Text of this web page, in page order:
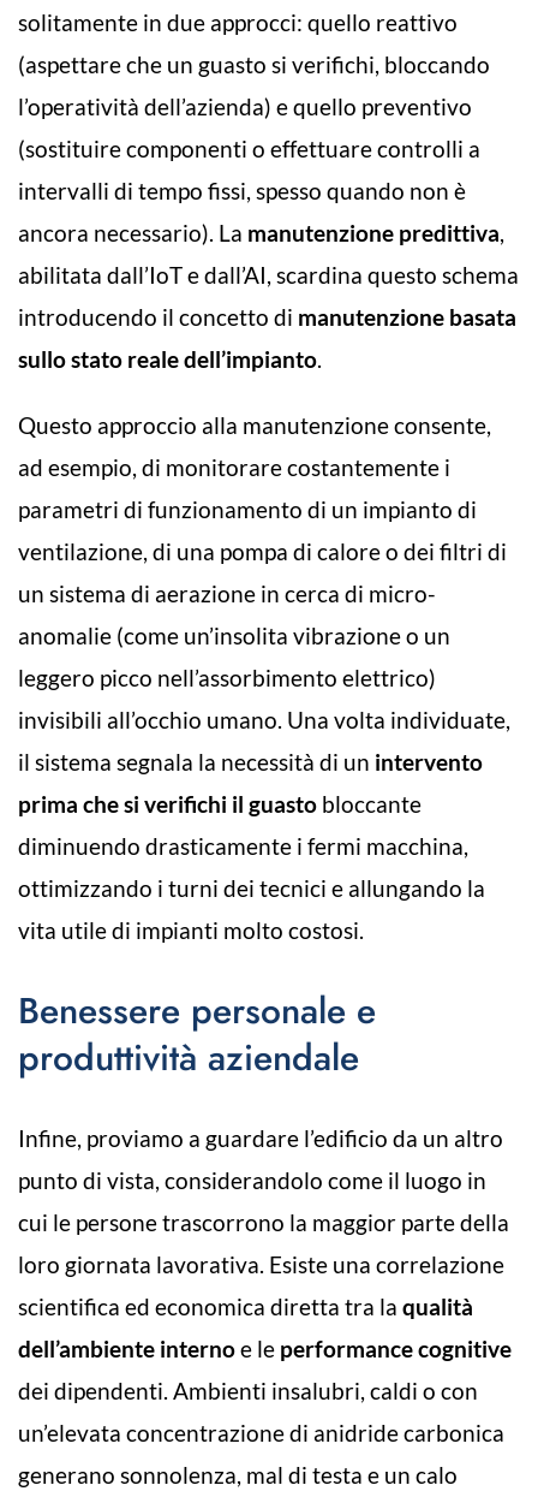
solitamente in due approcci: quello reattivo
(aspettare che un guasto si verifichi, bloccando
l’operatività dell’azienda) e quello preventivo
(sostituire componenti o effettuare controlli a
intervalli di tempo fissi, spesso quando non è
ancora necessario). La manutenzione predittiva,
abilitata dall’IoT e dall’AI, scardina questo schema
introducendo il concetto di manutenzione basata
sullo stato reale dell’impianto.
Questo approccio alla manutenzione consente,
ad esempio, di monitorare costantemente i
parametri di funzionamento di un impianto di
ventilazione, di una pompa di calore o dei filtri di
un sistema di aerazione in cerca di micro-
anomalie (come un’insolita vibrazione o un
leggero picco nell’assorbimento elettrico)
invisibili all’occhio umano. Una volta individuate,
il sistema segnala la necessità di un intervento
prima che si verifichi il guasto bloccante
diminuendo drasticamente i fermi macchina,
ottimizzando i turni dei tecnici e allungando la
vita utile di impianti molto costosi.
Benessere personale e
produttività aziendale
Infine, proviamo a guardare l’edificio da un altro
punto di vista, considerandolo come il luogo in
cui le persone trascorrono la maggior parte della
loro giornata lavorativa. Esiste una correlazione
scientifica ed economica diretta tra la qualità
dell’ambiente internoe le performance cognitive
dei dipendenti. Ambienti insalubri, caldi o con
un’elevata concentrazione di anidride carbonica
generano sonnolenza, mal di testa e un calo